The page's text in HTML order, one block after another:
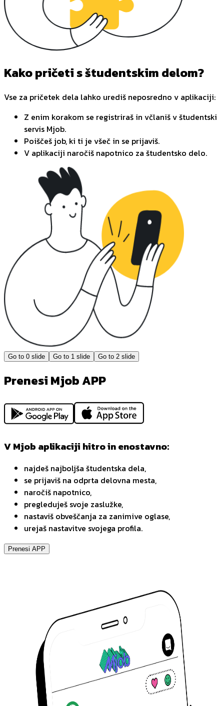
Kako pričeti s študentskim delom?
Vse za pričetek dela lahko urediš neposredno v aplikaciji:
Z enim korakom se registriraš in včlaniš v študentski
servis Mjob.
Poiščeš job, ki ti je všeč in se prijaviš.
V aplikaciji naročiš napotnico za študentsko delo.
Go to 0 slide Go to 1 slide Go to 2 slide
Prenesi Mjob APP
V Mjob aplikaciji hitro in enostavno:
najdeš najboljša študentska dela,
se prijaviš na odprta delovna mesta,
naročiš napotnico,
pregleduješ svoje zaslužke,
nastaviš obveščanja za zanimive oglase,
urejaš nastavitve svojega profila.
Prenesi APP